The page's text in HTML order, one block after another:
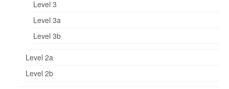
Level 3
Level 3a
Level 3b
Level 2a
Level 2b